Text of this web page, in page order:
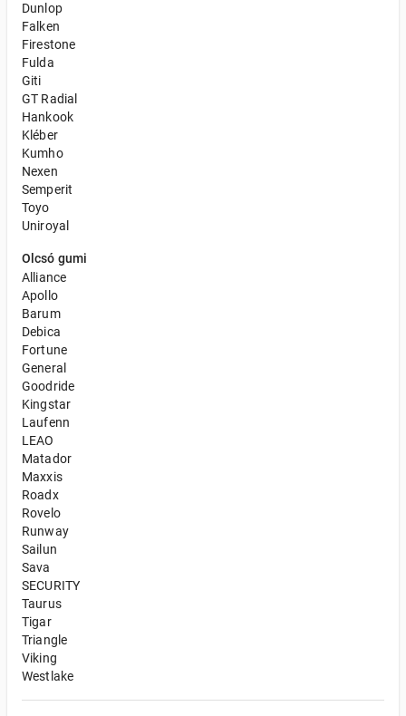
Dunlop
Falken
Firestone
Fulda
Giti
GT Radial
Hankook
Kléber
Kumho
Nexen
Semperit
Toyo
Uniroyal
Olcsó gumi
Alliance
Apollo
Barum
Debica
Fortune
General
Goodride
Kingstar
Laufenn
LEAO
Matador
Maxxis
Roadx
Rovelo
Runway
Sailun
Sava
SECURITY
Taurus
Tigar
Triangle
Viking
Westlake